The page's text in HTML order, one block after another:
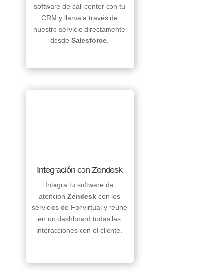
software de call center con tu
CRM y llama a través de
nuestro servicio directamente
desdeSalesforce.
Integración con Zendesk
Integra tu software de
atención Zendeskcon los
servicios de Fonvirtual y reúne
en un dashboard todas las
interacciones con el cliente.